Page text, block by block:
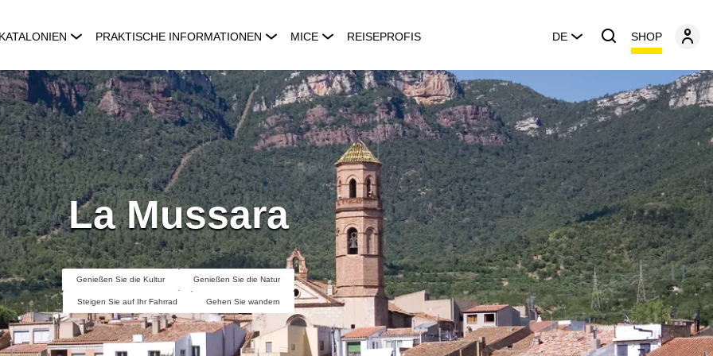
PRAKTISCHE INFORMATIONEN MICE REISEPROFIS DE SHOP
La Mussara
Genießen Sie die Kultur Genießen Sie die Natur
Steigen Sie auf Ihr Fahrrad Gehen Sie wandern